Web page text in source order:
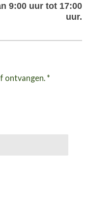
9:00 uur tot 17:00
uur.
ontvangen. *